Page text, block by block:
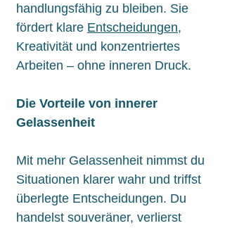
handlungsfähig zu bleiben. Sie
fördert klare Entscheidungen,
Kreativität und konzentriertes
Arbeiten – ohne inneren Druck.
Die Vorteile von innerer
Gelassenheit
Mit mehr Gelassenheit nimmst du
Situationen klarer wahr und triffst
überlegte Entscheidungen. Du
handelst souveräner, verlierst